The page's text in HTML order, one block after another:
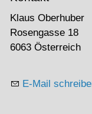
Klaus Oberhuber
Rosengasse 18
6063 Österreich
E-Mail